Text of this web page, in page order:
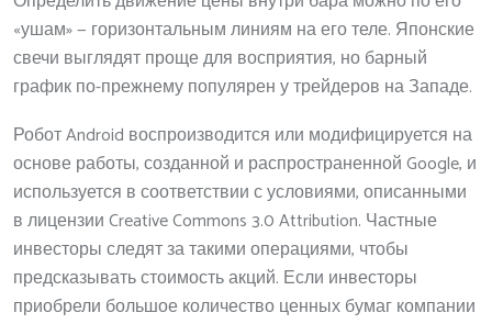
«ушам» — горизонтальным линиям на его теле. Японские
свечи выглядят проще для восприятия, но барный
график по-прежнему популярен у трейдеров на Западе.
Робот Android воспроизводится или модифицируется на
основе работы, созданной и распространенной Google, и
используется в соответствии с условиями, описанными
в лицензии Creative Commons 3.0 Attribution. Частные
инвесторы следят за такими операциями, чтобы
предсказывать стоимость акций. Если инвесторы
приобрели большое количество ценных бумаг компании